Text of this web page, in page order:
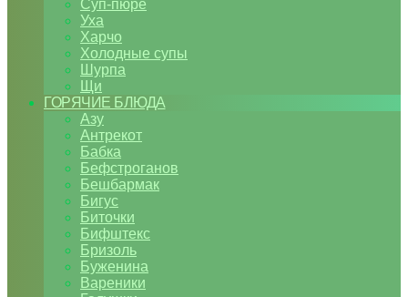
Суп-пюре
Уха
Харчо
Холодные супы
Шурпа
Щи
ГОРЯЧИЕ БЛЮДА
Азу
Антрекот
Бабка
Бефстроганов
Бешбармак
Бигус
Биточки
Бифштекс
Бризоль
Буженина
Вареники